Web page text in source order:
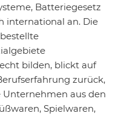
Batteriegesetz
international an. Die
bilden, blickt auf
zurück,
aus den
Spielwaren,